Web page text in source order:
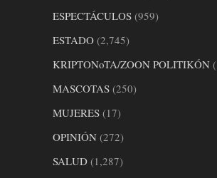
ESPECTÁCULOS (959)
ESTADO (2,745)
KRIPTONoTA/ZOON POLITIKÓN
MASCOTAS (250)
MUJERES (17)
OPINIÓN (272)
SALUD (1,287)